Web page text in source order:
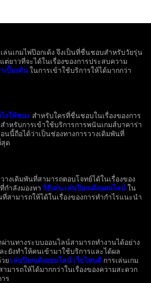
ล่นเกมไพ่ป๊อกเด้ง จึงเป็นที่ชื่นชอบสำหรับวัยรุ่น
ยาวที่จะได้ในเรื่องของการประสบความ
เบื้องต้นในการเข้าใช้บริการให้ได้มากกว่า
ไงให้ชนะ สำหรับใครที่ชื่นชอบในเรื่องของการ
ำหรับการเข้าใช้บริการการพนันเกมส์บาคาร่า
นี้ถือได้ว่าเป็นช่องทางการวางเดิมพันที่
ด
างเดิมพันที่สามารถตอบโจทย์ได้ในเรื่องของ
กำลังมองหา วิธีเล่น เล่นป๊อกเด้งออนไลน์ใน
ที่สามารถให้ได้ในเรื่องของการทำกำไรแนะนำ
านทางระบบออนไลน์สามารถทำงานได้อย่าง
ยังทำให้คนเข้ามาใช้บริการและได้ผล
ย เล่นป๊อกเด้งออนไลน์ เว็บไหนดี การเล่นเกม
มารถให้ได้มากกว่าในเรื่องของความสะดวก
ร